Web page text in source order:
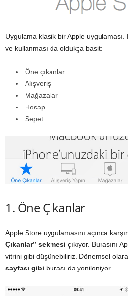
Uygulama klasik bir Apple uygulaması.
ve kullanması da oldukça basit:
Öne çıkanlar
Alışveriş
Mağazalar
Hesap
Sepet
1. Öne Çıkanlar
Apple Store uygulamasını açınca
Çıkanlar” sekmesi çıkıyor. Burasını
vitrini gibi düşünebiliriz. Dönemsel
sayfası gibi burası da yenileniyor.